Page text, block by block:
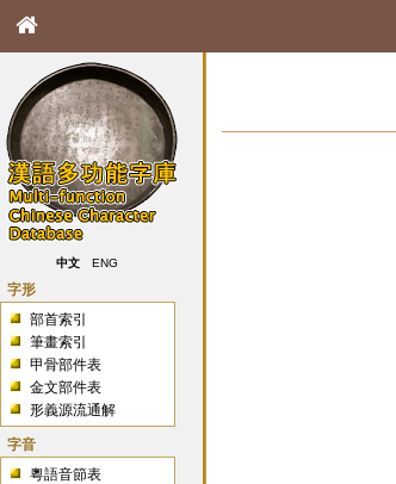
中文 ENG
字形
部首索引
筆畫索引
甲骨部件表
金文部件表
形義源流通解
字音
粵語音節表